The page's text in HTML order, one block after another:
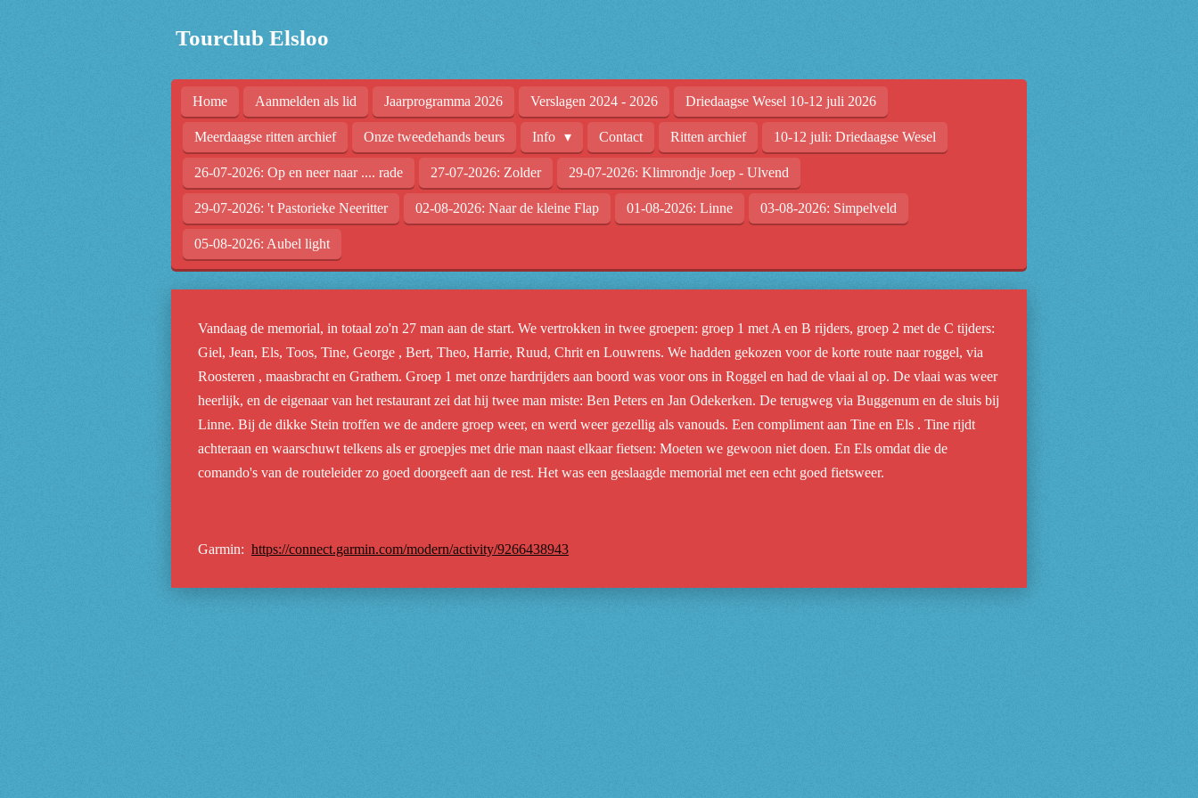
Tourclub Elsloo
Home Aanmelden als lid Jaarprogramma 2026 Verslagen 2024 - 2026 Driedaagse Wesel 10-12 juli 2026
Meerdaagse ritten archief Onze tweedehands beurs Info Contact Ritten archief 10-12 juli: Driedaagse Wesel
26-07-2026: Op en neer naar .... rade 27-07-2026: Zolder 29-07-2026: Klimrondje Joep - Ulvend
29-07-2026: 't Pastorieke Neeritter 02-08-2026: Naar de kleine Flap 01-08-2026: Linne 03-08-2026: Simpelveld
05-08-2026: Aubel light
Vandaag de memorial, in totaal zo'n 27 man aan de start. We vertrokken in twee groepen: groep 1 met A en B rijders, groep 2 met de C tijders:
Giel, Jean, Els, Toos, Tine, George , Bert, Theo, Harrie, Ruud, Chrit en Louwrens. We hadden gekozen voor de korte route naar roggel, via
Roosteren , maasbracht en Grathem. Groep 1 met onze hardrijders aan boord was voor ons in Roggel en had de vlaai al op. De vlaai was weer
heerlijk, en de eigenaar van het restaurant zei dat hij twee man miste: Ben Peters en Jan Odekerken. De terugweg via Buggenum en de sluis bij
Linne. Bij de dikke Stein troffen we de andere groep weer, en werd weer gezellig als vanouds. Een compliment aan Tine en Els . Tine rijdt
achteraan en waarschuwt telkens als er groepjes met drie man naast elkaar fietsen: Moeten we gewoon niet doen. En Els omdat die de
comando's van de routeleider zo goed doorgeeft aan de rest. Het was een geslaagde memorial met een echt goed fietsweer.
Garmin: https://connect.garmin.com/modern/activity/9266438943